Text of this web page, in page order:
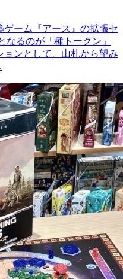
ーム『アース』の拡張セ
なるのが「種トークン」
ョンとして、山札から望み